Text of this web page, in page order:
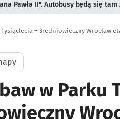
Pawła II". Autobusy będą się tam
– Średniowieczny Wrocław
w Parku